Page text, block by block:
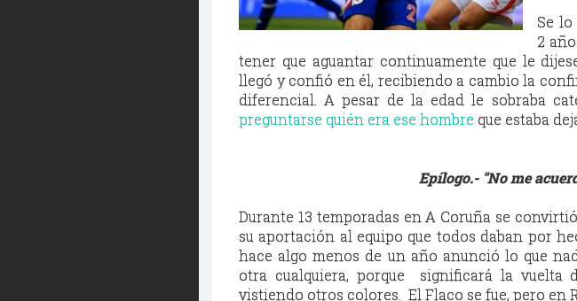
Se
2
tener que aguantar continuamente que le
llegó y confió en él, recibiendo a cambio la
diferencial. A pesar de la edad le sobraba
preguntarse quién era ese hombre que estaba
Epílogo.- "No me
Durante 13 temporadas en A Coruña se
su aportación al equipo que todos daban por
hace algo menos de un año anunció lo que
otra cualquiera, porque significará la vuelta
vistiendo otros colores. El Flaco se fue, pero en